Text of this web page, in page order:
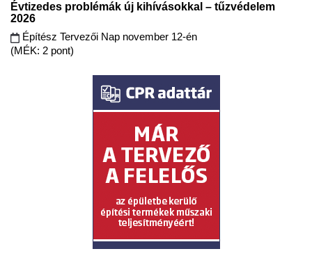
Évtizedes problémák új kihívásokkal – tűzvédelem
2026
Építész Tervezői Nap november 12-én
(MÉK: 2 pont)